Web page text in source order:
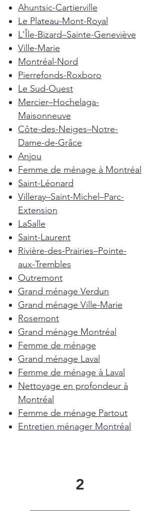
Ahuntsic-Cartierville
Le Plateau-Mont-Royal
L'Île-Bizard–Sainte-Geneviève
Ville-Marie
Montréal-Nord
Pierrefonds-Roxboro
Le Sud-Ouest
Mercier–Hochelaga-
Maisonneuve
Côte-des-Neiges–Notre-
Dame-de-Grâce
Anjou
Femme de ménage à Montréal
Saint-Léonard
Villeray–Saint-Michel–Parc-
Extension
LaSalle
Saint-Laurent
Rivière-des-Prairies–Pointe-
aux-Trembles
Outremont
Grand ménage Verdun
Grand ménage Ville-Marie
Rosemont
Grand ménage Montréal
Femme de ménage
Grand ménage Laval
Femme de ménage à Laval
Nettoyage en profondeur à
Montréal
Femme de ménage Partout
Entretien ménager Montréal
2